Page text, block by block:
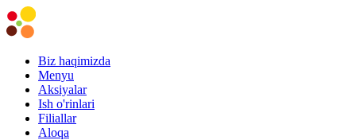
Biz haqimizda
Menyu
Aksiyalar
Ish o'rinlari
Filiallar
Aloqa